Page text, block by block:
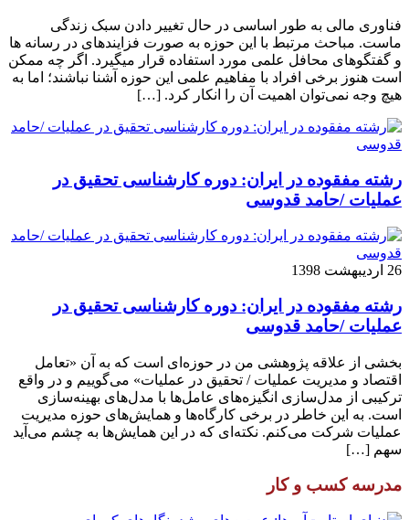
فناوری مالی به طور اساسی در حال تغییر دادن سبک زندگی
ماست. مباحث مرتبط با این حوزه به صورت فزاینده­ای در رسانه­ ها
و گفتگوهای محافل علمی مورد استفاده قرار می­گیرد. اگر چه ممکن
است هنوز برخی افراد با مفاهیم علمی این حوزه آشنا نباشند؛ اما به
هیچ وجه نمی‌توان اهمیت آن را انکار کرد. […]
رشته مفقوده در ایران: دوره کارشناسی تحقیق در
عملیات /حامد قدوسی
26 اردیبهشت 1398
رشته مفقوده در ایران: دوره کارشناسی تحقیق در
عملیات /حامد قدوسی
بخشی از علاقه پژوهشی من در حوزه‌ای است که به آن «تعامل
اقتصاد و مدیریت عملیات / تحقیق در عملیات» می‌گوییم و در واقع
ترکیبی از مدل‌سازی انگیزه‌های عامل‌ها با مدل‌های بهینه‌سازی
است. به این خاطر در برخی کارگاه‌ها و همایش‌های حوزه مدیریت
عملیات شرکت می‌کنم. نکته‌ای که در این همایش‌ها به چشم می‌آید
سهم […]
مدرسه کسب و کار